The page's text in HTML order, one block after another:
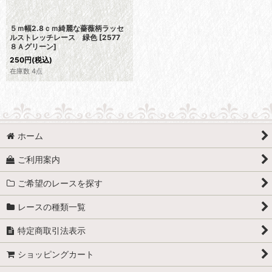
５ｍ幅2.8ｃｍ綺麗な薔薇柄ラッセ
ルストレッチレース 緑色 [2577
８Ａグリーン]
250円(税込)
在庫数 4点
ホーム
ご利用案内
ご希望のレースを探す
レースの種類一覧
特定商取引法表示
ショッピングカート